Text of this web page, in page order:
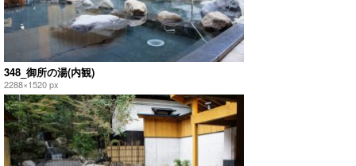
348_御所の湯(内観)
2288×1520 px